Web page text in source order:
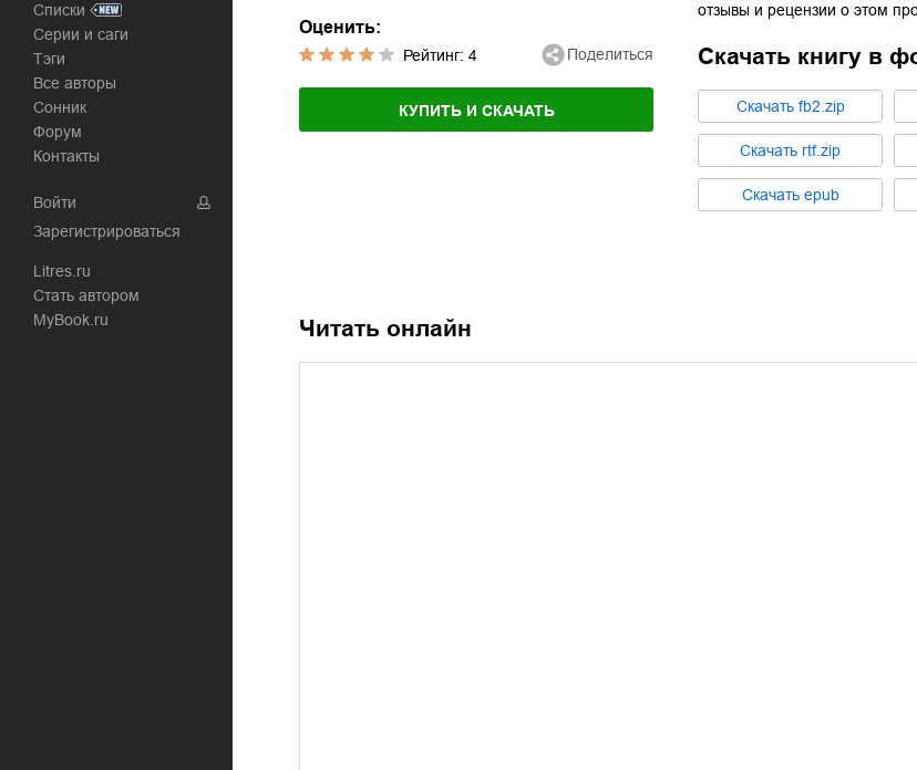
Списки
Серии и саги
Тэги
Все авторы
Сонник
Форум
Контакты
Войти
Зарегистрироваться
Litres.ru
Стать автором
MyBook.ru
Оценить:
Рейтинг: 4 Поделиться
КУПИТЬ И СКАЧАТЬ
отзывы и рецензии о этом
Скачать книгу в
Cкачать fb2.zip
Cкачать rtf.zip
Cкачать epub
Читать онлайн